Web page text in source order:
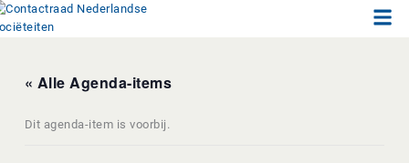
Ga
naar
« Alle Agenda-items
Dit agenda-item is voorbij.